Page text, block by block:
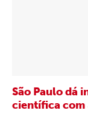
São Paulo dá
científica com